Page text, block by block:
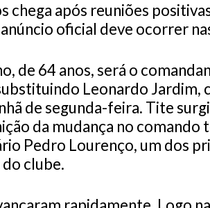
chega após reuniões
anúncio oficial deve ocorrer
de 64 anos, será o
Leonardo Jardim,
de segunda-feira. Tite
da mudança no comando
Pedro Lourenço, um dos
clube.